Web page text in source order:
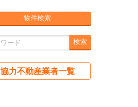
協力不動産業者一覧